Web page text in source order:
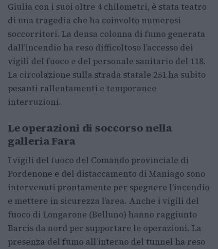
Giulia con i suoi oltre 4 chilometri, è stata teatro
di una tragedia che ha coinvolto numerosi
soccorritori. La densa colonna di fumo generata
dall’incendio ha reso difficoltoso l’accesso dei
vigili del fuoco e del personale sanitario del 118.
La circolazione sulla strada statale 251 ha subito
pesanti rallentamenti e temporanee
interruzioni.
Le operazioni di soccorso nella
galleria Fara
I vigili del fuoco del Comando provinciale di
Pordenone e del distaccamento di Maniago sono
intervenuti prontamente per spegnere l’incendio
e mettere in sicurezza l’area. Anche i vigili del
fuoco di Longarone (Belluno) hanno raggiunto
Barcis da nord per supportare le operazioni. La
presenza del fumo all’interno del tunnel ha reso